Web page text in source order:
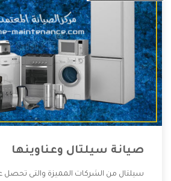
صيانة سيلتال وعناوينها
سيلتال من الشركات المميزة والتى تحصل